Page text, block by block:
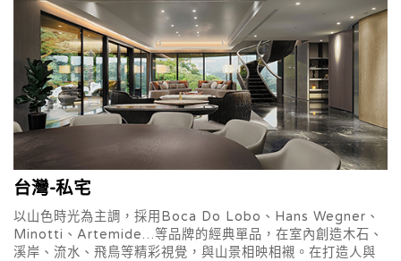
台灣-私宅
以山色時光為主調，採用Boca Do Lobo、Hans Wegner、
Minotti、Artemide…等品牌的經典單品，在室內創造木石、
溪岸、流水、飛鳥等精彩視覺，與山景相映相襯。在打造人與